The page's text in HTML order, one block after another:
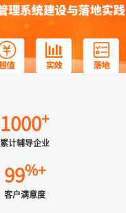
1000+
累计辅导企业
99%+
客户满意度